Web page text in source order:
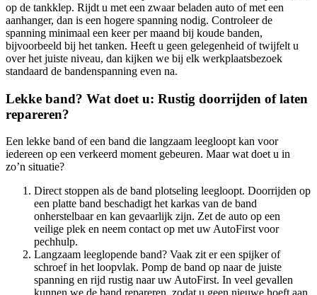
op de tankklep. Rijdt u met een zwaar beladen auto of met een
aanhanger, dan is een hogere spanning nodig. Controleer de
spanning minimaal een keer per maand bij koude banden,
bijvoorbeeld bij het tanken. Heeft u geen gelegenheid of twijfelt u
over het juiste niveau, dan kijken we bij elk werkplaatsbezoek
standaard de bandenspanning even na.
Lekke band? Wat doet u: Rustig doorrijden of laten
repareren?
Een lekke band of een band die langzaam leegloopt kan voor
iedereen op een verkeerd moment gebeuren. Maar wat doet u in
zo’n situatie?
Direct stoppen als de band plotseling leegloopt. Doorrijden op
een platte band beschadigt het karkas van de band
onherstelbaar en kan gevaarlijk zijn. Zet de auto op een
veilige plek en neem contact op met uw AutoFirst voor
pechhulp.
Langzaam leeglopende band? Vaak zit er een spijker of
schroef in het loopvlak. Pomp de band op naar de juiste
spanning en rijd rustig naar uw AutoFirst. In veel gevallen